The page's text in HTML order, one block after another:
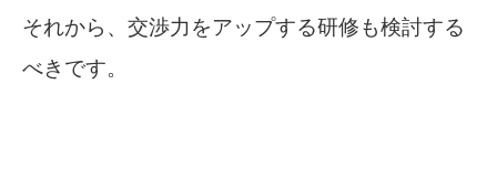
それから、交渉力をアップする研修も検討する
べきです。